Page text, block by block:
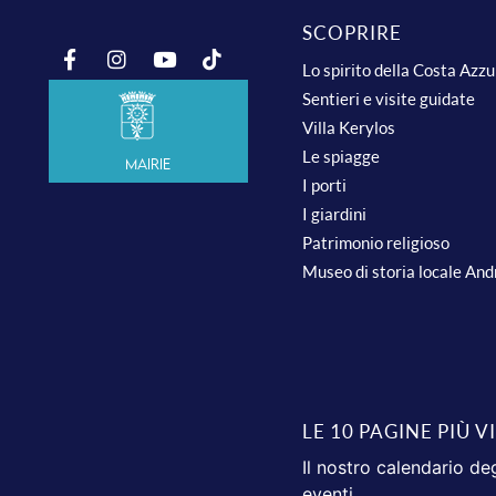
Mairie
SCOPRIRE
Lo spirito della Costa
Sentieri e visite guidate
Villa Kerylos
Le spiagge
I porti
I giardini
Patrimonio religioso
Museo di storia locale
LE 10 PAGINE PIÙ
Il nostro calendario